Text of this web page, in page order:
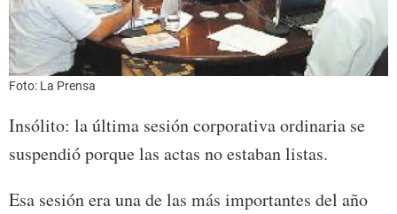
Foto: La Prensa
Insólito: la última sesión corporativa ordinaria se
suspendió porque las actas no estaban listas.
Esa sesión era una de las más importantes del año